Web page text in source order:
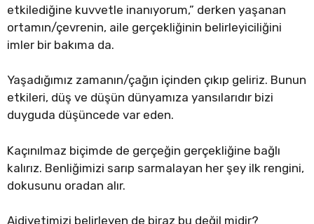
etkilediğine kuvvetle inanıyorum,” derken yaşanan
ortamın/çevrenin, aile gerçekliğinin belirleyiciliğini
imler bir bakıma da.
Yaşadığımız zamanın/çağın içinden çıkıp geliriz. Bunun
etkileri, düş ve düşün dünyamıza yansılarıdır bizi
duyguda düşüncede var eden.
Kaçınılmaz biçimde de gerçeğin gerçekliğine bağlı
kalırız. Benliğimizi sarıp sarmalayan her şey ilk rengini,
dokusunu oradan alır.
Aidiyetimizi belirleyen de biraz bu değil midir?